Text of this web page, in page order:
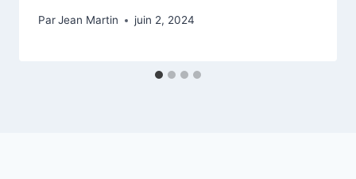
ParJean Martin juin 2, 2024